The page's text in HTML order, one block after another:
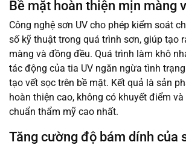
Bề mặt hoàn thiện mịn màng
Công nghệ sơn UV cho phép kiểm soát
số kỹ thuật trong quá trình sơn, giúp tạo
màng và đồng đều. Quá trình làm khô
tác động của tia UV ngăn ngừa tình
tạo vết sọc trên bề mặt. Kết quả là sản
hoàn thiện cao, không có khuyết điểm
chuẩn thẩm mỹ cao nhất.
Tăng cường độ bám dính của